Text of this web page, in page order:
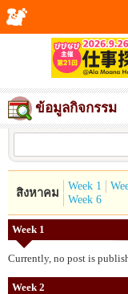
ข้อมูลกิจกรรม
สิงหาคม
Week 1
Week 6
Week 1
Currently, no post is
Week 2